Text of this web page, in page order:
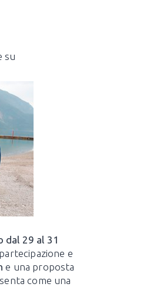
su
dal 29 al 31
e
e una proposta
come una